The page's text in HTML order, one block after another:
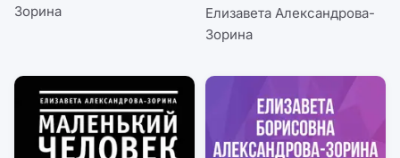
Зорина
Елизавета Александрова-
Зорина